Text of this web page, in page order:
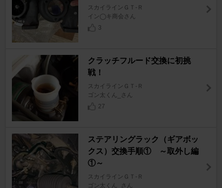
スカイラインＧＴ‐Ｒ
イン◯キ商会さん
3
クラッチフルード交換に初挑
戦！
スカイラインＧＴ‐Ｒ
ゴン太くん_さん
27
ステアリングラック（ギアボッ
クス）交換手順① ～取外し編
①～
スカイラインＧＴ‐Ｒ
ゴン太くん_さん